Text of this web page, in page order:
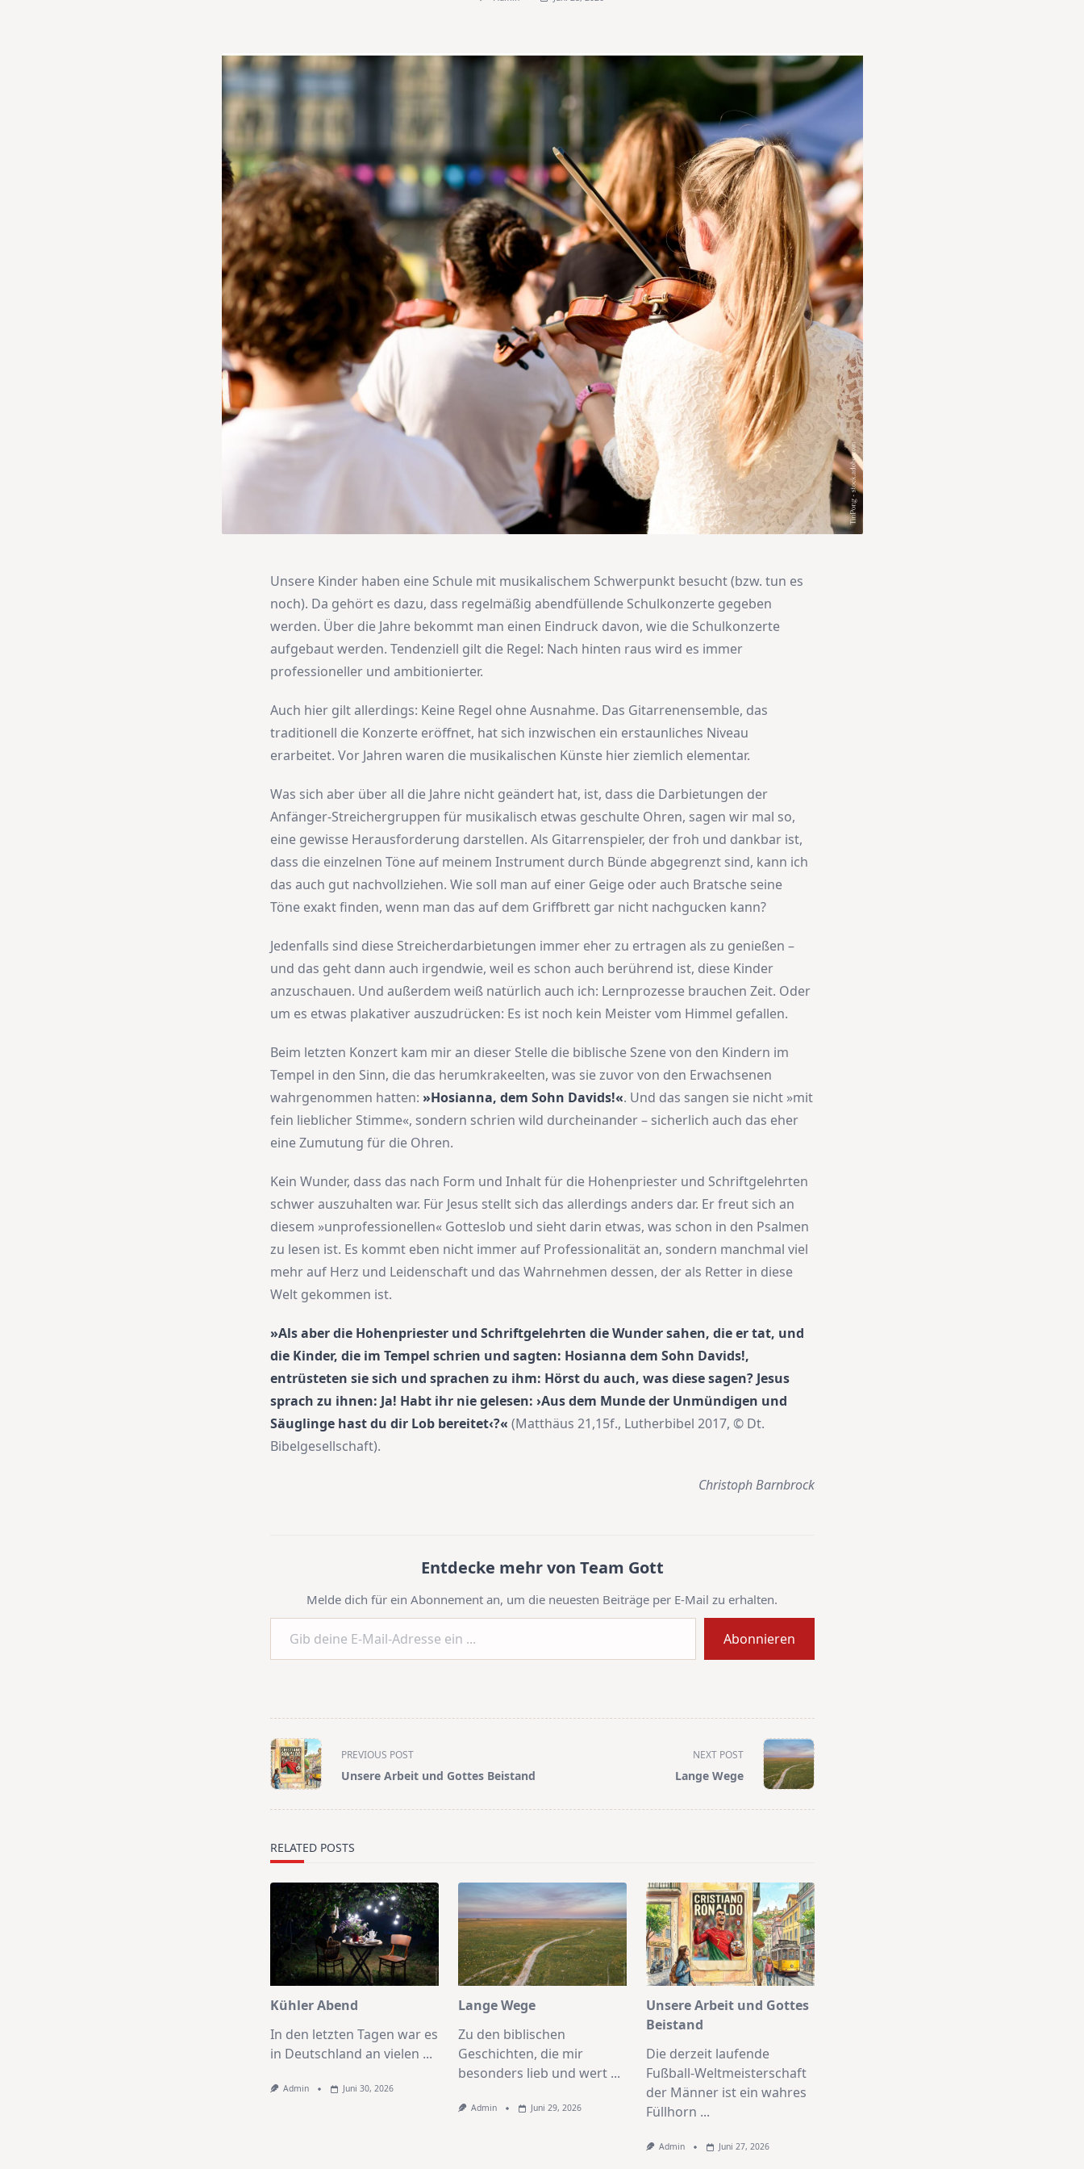
Unsere Kinder haben eine Schule mit musikalischem Schwerpunkt besucht (bzw. tun es
noch). Da gehört es dazu, dass regelmäßig abendfüllende Schulkonzerte gegeben
werden. Über die Jahre bekommt man einen Eindruck davon, wie die Schulkonzerte
aufgebaut werden. Tendenziell gilt die Regel: Nach hinten raus wird es immer
professioneller und ambitionierter.
Auch hier gilt allerdings: Keine Regel ohne Ausnahme. Das Gitarrenensemble, das
traditionell die Konzerte eröffnet, hat sich inzwischen ein erstaunliches Niveau
erarbeitet. Vor Jahren waren die musikalischen Künste hier ziemlich elementar.
Was sich aber über all die Jahre nicht geändert hat, ist, dass die Darbietungen der
Anfänger-Streichergruppen für musikalisch etwas geschulte Ohren, sagen wir mal so,
eine gewisse Herausforderung darstellen. Als Gitarrenspieler, der froh und dankbar ist,
dass die einzelnen Töne auf meinem Instrument durch Bünde abgegrenzt sind, kann ich
das auch gut nachvollziehen. Wie soll man auf einer Geige oder auch Bratsche seine
Töne exakt finden, wenn man das auf dem Griffbrett gar nicht nachgucken kann?
Jedenfalls sind diese Streicherdarbietungen immer eher zu ertragen als zu genießen –
und das geht dann auch irgendwie, weil es schon auch berührend ist, diese Kinder
anzuschauen. Und außerdem weiß natürlich auch ich: Lernprozesse brauchen Zeit. Oder
um es etwas plakativer auszudrücken: Es ist noch kein Meister vom Himmel gefallen.
Beim letzten Konzert kam mir an dieser Stelle die biblische Szene von den Kindern im
Tempel in den Sinn, die das herumkrakeelten, was sie zuvor von den Erwachsenen
wahrgenommen hatten: »Hosianna, dem Sohn Davids!«. Und das sangen sie nicht »mit
fein lieblicher Stimme«, sondern schrien wild durcheinander – sicherlich auch das eher
eine Zumutung für die Ohren.
Kein Wunder, dass das nach Form und Inhalt für die Hohenpriester und Schriftgelehrten
schwer auszuhalten war. Für Jesus stellt sich das allerdings anders dar. Er freut sich an
diesem »unprofessionellen« Gotteslob und sieht darin etwas, was schon in den Psalmen
zu lesen ist. Es kommt eben nicht immer auf Professionalität an, sondern manchmal viel
mehr auf Herz und Leidenschaft und das Wahrnehmen dessen, der als Retter in diese
Welt gekommen ist.
»Als aber die Hohenpriester und Schriftgelehrten die Wunder sahen, die er tat, und
die Kinder, die im Tempel schrien und sagten: Hosianna dem Sohn Davids!,
entrüsteten sie sich und sprachen zu ihm: Hörst du auch, was diese sagen? Jesus
sprach zu ihnen: Ja! Habt ihr nie gelesen: ›Aus dem Munde der Unmündigen und
Säuglinge hast du dir Lob bereitet‹?« (Matthäus 21,15f., Lutherbibel 2017, © Dt.
Bibelgesellschaft).
Christoph Barnbrock
Entdecke mehr von Team Gott
Melde dich für ein Abonnement an, um die neuesten Beiträge per E-Mail zu erhalten.
Gib deine E-Mail-Adresse ein ...
Abonnieren
<span
class="nav-
subtitle
screen-
text">Page</span>
PREVIOUS POST
Unsere Arbeit und Gottes Beistand
NEXT POST
Lange Wege
RELATED POSTS
Kühler Abend
In den letzten Tagen war es
in Deutschland an vielen ...
Admin Juni 30, 2026
Lange Wege
Zu den biblischen
Geschichten, die mir
besonders lieb und wert ...
Admin Juni 29, 2026
Unsere Arbeit und Gottes
Beistand
Die derzeit laufende
Fußball-Weltmeisterschaft
der Männer ist ein wahres
Füllhorn ...
Admin Juni 27, 2026